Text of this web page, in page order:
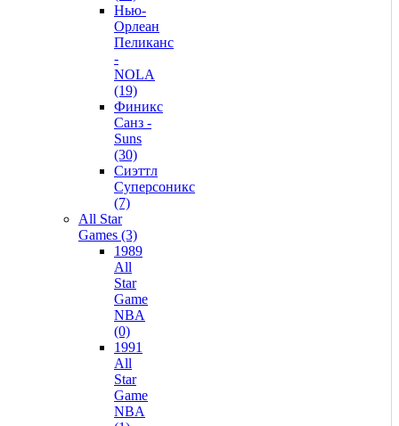
Нью-
Орлеан
Пеликанс
-
NOLA
(19)
Финикс
Санз -
Suns
(30)
Сиэттл
Суперсоникс
(7)
All Star
Games (3)
1989
All
Star
Game
NBA
(0)
1991
All
Star
Game
NBA